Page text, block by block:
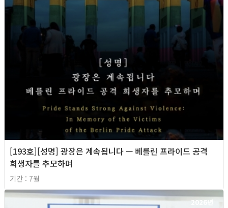
[193호][성명] 광장은 계속됩니다 — 베를린 프라이드 공격
희생자를 추모하며
기간 : 7월
2026년